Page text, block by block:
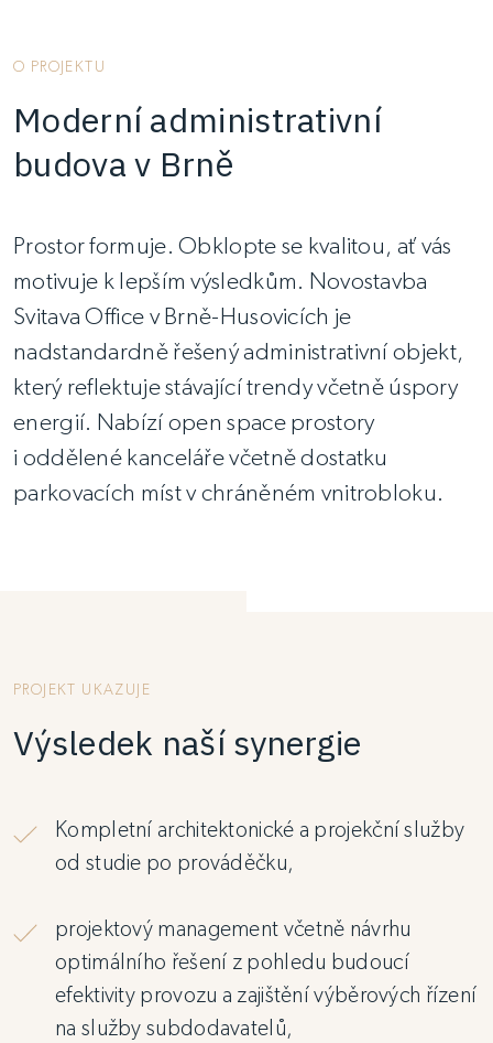
O PROJEKTU
Moderní administrativní
budova v Brně
Prostor formuje. Obklopte se kvalitou, ať vás
motivuje k lepším výsledkům. Novostavba
Svitava Office v Brně-Husovicích je
nadstandardně řešený administrativní objekt,
který reflektuje stávající trendy včetně úspory
energií. Nabízí open space prostory
i oddělené kanceláře včetně dostatku
parkovacích míst v chráněném vnitrobloku.
PROJEKT UKAZUJE
Výsledek naší synergie
Kompletní architektonické a projekční služby
od studie po prováděčku,
projektový management včetně návrhu
optimálního řešení z pohledu budoucí
efektivity provozu a zajištění výběrových řízení
na služby subdodavatelů,